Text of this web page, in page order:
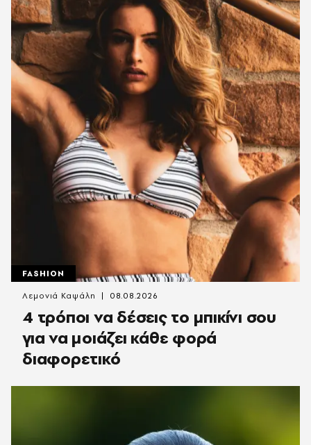
FASHION
4 τρόποι να δέσεις το μπικίνι σου
για να μοιάζει κάθε φορά
διαφορετικό
Λεμονιά Καψάλη 08.08.2026